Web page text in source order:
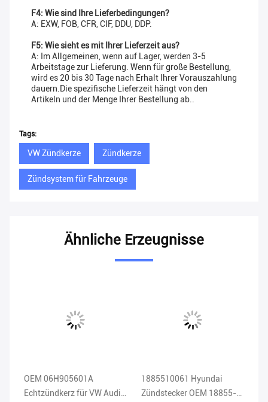
F4: Wie sind Ihre Lieferbedingungen?
A: EXW, FOB, CFR, CIF, DDU, DDP.
F5: Wie sieht es mit Ihrer Lieferzeit aus?
A: Im Allgemeinen, wenn auf Lager, werden 3-5
Arbeitstage zur Lieferung. Wenn für große Bestellung,
wird es 20 bis 30 Tage nach Erhalt Ihrer Vorauszahlung
dauern.Die spezifische Lieferzeit hängt von den
Artikeln und der Menge Ihrer Bestellung ab..
Tags:
VW Zündkerze Zündkerze
Zündsystem für Fahrzeuge
Ähnliche Erzeugnisse
OEM 06H905601A
Echtzündkerz für VW Audi
1885510061 Hyundai
Zündstecker OEM 18855-